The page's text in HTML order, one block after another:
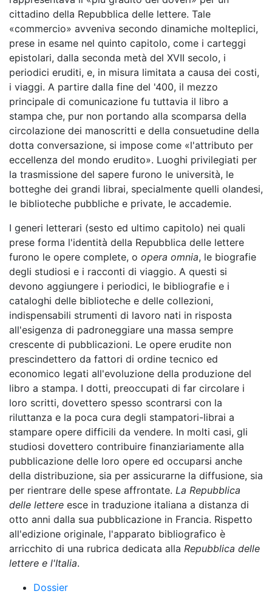
cittadino della Repubblica delle lettere. Tale
«commercio» avveniva secondo dinamiche molteplici,
prese in esame nel quinto capitolo, come i carteggi
epistolari, dalla seconda metà del XVII secolo, i
periodici eruditi, e, in misura limitata a causa dei costi,
i viaggi. A partire dalla fine del '400, il mezzo
principale di comunicazione fu tuttavia il libro a
stampa che, pur non portando alla scomparsa della
circolazione dei manoscritti e della consuetudine della
dotta conversazione, si impose come «l'attributo per
eccellenza del mondo erudito». Luoghi privilegiati per
la trasmissione del sapere furono le università, le
botteghe dei grandi librai, specialmente quelli olandesi,
le biblioteche pubbliche e private, le accademie.
I generi letterari (sesto ed ultimo capitolo) nei quali
prese forma l'identità della Repubblica delle lettere
furono le opere complete, o opera omnia, le biografie
degli studiosi e i racconti di viaggio. A questi si
devono aggiungere i periodici, le bibliografie e i
cataloghi delle biblioteche e delle collezioni,
indispensabili strumenti di lavoro nati in risposta
all'esigenza di padroneggiare una massa sempre
crescente di pubblicazioni. Le opere erudite non
prescindettero da fattori di ordine tecnico ed
economico legati all'evoluzione della produzione del
libro a stampa. I dotti, preoccupati di far circolare i
loro scritti, dovettero spesso scontrarsi con la
riluttanza e la poca cura degli stampatori-librai a
stampare opere difficili da vendere. In molti casi, gli
studiosi dovettero contribuire finanziariamente alla
pubblicazione delle loro opere ed occuparsi anche
della distribuzione, sia per assicurarne la diffusione, sia
per rientrare delle spese affrontate. La Repubblica
delle lettere esce in traduzione italiana a distanza di
otto anni dalla sua pubblicazione in Francia. Rispetto
all'edizione originale, l'apparato bibliografico è
arricchito di una rubrica dedicata alla Repubblica delle
lettere e l'Italia.
Dossier